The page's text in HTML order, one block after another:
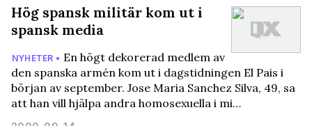
Hög spansk militär kom ut i
spansk media
NYHETER • En högt dekorerad medlem av
den spanska armén kom ut i dagstidningen El Pais i
början av september. Jose Maria Sanchez Silva, 49, sa
att han vill hjälpa andra homosexuella i mi…